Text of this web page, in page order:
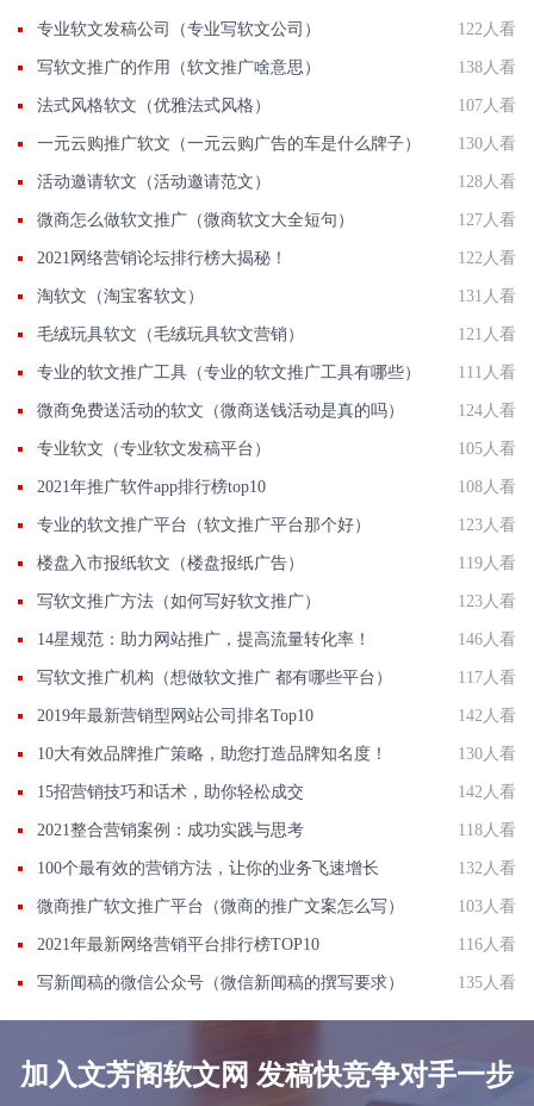
专业软文发稿公司（专业写软文公司） 122人看
写软文推广的作用（软文推广啥意思） 138人看
法式风格软文（优雅法式风格） 107人看
一元云购推广软文（一元云购广告的车是什么牌子） 130人看
活动邀请软文（活动邀请范文） 128人看
微商怎么做软文推广（微商软文大全短句） 127人看
2021网络营销论坛排行榜大揭秘！ 122人看
淘软文（淘宝客软文） 131人看
毛绒玩具软文（毛绒玩具软文营销） 121人看
专业的软文推广工具（专业的软文推广工具有哪些） 111人看
微商免费送活动的软文（微商送钱活动是真的吗） 124人看
专业软文（专业软文发稿平台） 105人看
2021年推广软件app排行榜top10 108人看
专业的软文推广平台（软文推广平台那个好） 123人看
楼盘入市报纸软文（楼盘报纸广告） 119人看
写软文推广方法（如何写好软文推广） 123人看
14星规范：助力网站推广，提高流量转化率！ 146人看
写软文推广机构（想做软文推广 都有哪些平台） 117人看
2019年最新营销型网站公司排名Top10 142人看
10大有效品牌推广策略，助您打造品牌知名度！ 130人看
15招营销技巧和话术，助你轻松成交 142人看
2021整合营销案例：成功实践与思考 118人看
100个最有效的营销方法，让你的业务飞速增长 132人看
微商推广软文推广平台（微商的推广文案怎么写） 103人看
2021年最新网络营销平台排行榜TOP10 116人看
写新闻稿的微信公众号（微信新闻稿的撰写要求） 135人看
加入文芳阁软文网 发稿快竞争对手一步